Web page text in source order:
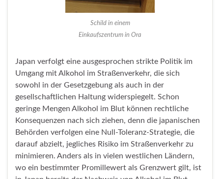
Schild in einem
Einkaufszentrum in Ora
Japan verfolgt eine ausgesprochen strikte Politik im
Umgang mit Alkohol im Straßenverkehr, die sich
sowohl in der Gesetzgebung als auch in der
gesellschaftlichen Haltung widerspiegelt. Schon
geringe Mengen Alkohol im Blut können rechtliche
Konsequenzen nach sich ziehen, denn die japanischen
Behörden verfolgen eine Null-Toleranz-Strategie, die
darauf abzielt, jegliches Risiko im Straßenverkehr zu
minimieren. Anders als in vielen westlichen Ländern,
wo ein bestimmter Promillewert als Grenzwert gilt, ist